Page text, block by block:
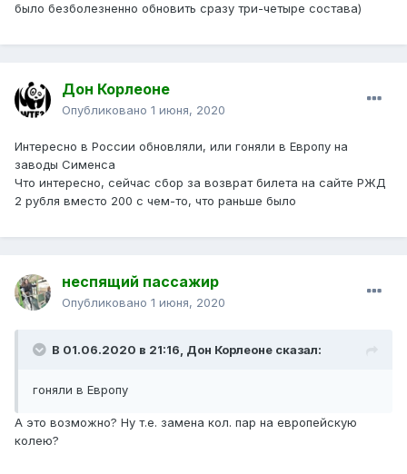
было безболезненно обновить сразу три-четыре состава)
Дон Корлеоне
Опубликовано 1 июня, 2020
Интересно в России обновляли, или гоняли в Европу на
заводы Сименса
Что интересно, сейчас сбор за возврат билета на сайте РЖД
2 рубля вместо 200 с чем-то, что раньше было
неспящий пассажир
Опубликовано 1 июня, 2020
В 01.06.2020 в 21:16, Дон Корлеоне сказал:
гоняли в Европу
А это возможно? Ну т.е. замена кол. пар на европейскую
колею?